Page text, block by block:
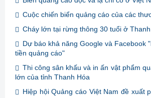
Cuộc chiến biển quảng cáo của các
Cháy lớn tại rừng thông 30 tuổi ở
Dự báo khả năng Google và Facebook
tiền quảng cáo"
Thi công sân khấu và in ấn vật phẩm
lớn của tỉnh Thanh Hóa
Hiệp hội Quảng cáo Việt Nam đề xuất